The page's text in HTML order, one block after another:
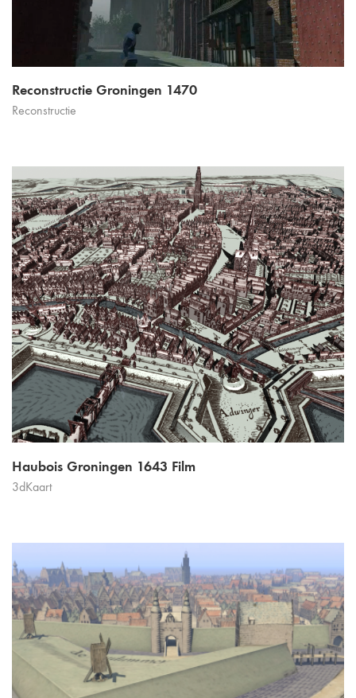
Reconstructie Groningen 1470
Reconstructie
Haubois Groningen 1643 Film
3dKaart